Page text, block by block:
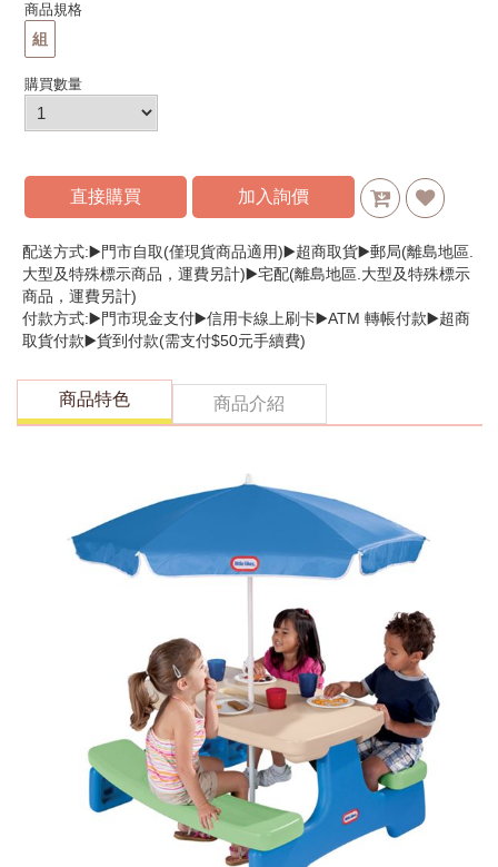
商品規格
組
購買數量
直接購買 加入詢價
配送方式:▶️門市自取(僅現貨商品適用)▶️超商取貨▶️郵局(離島地區.
大型及特殊標示商品，運費另計)▶️宅配(離島地區.大型及特殊標示
商品，運費另計)
付款方式:▶️門市現金支付▶️信用卡線上刷卡▶️ATM 轉帳付款▶️超商
取貨付款▶️貨到付款(需支付$50元手續費)
商品特色 商品介紹